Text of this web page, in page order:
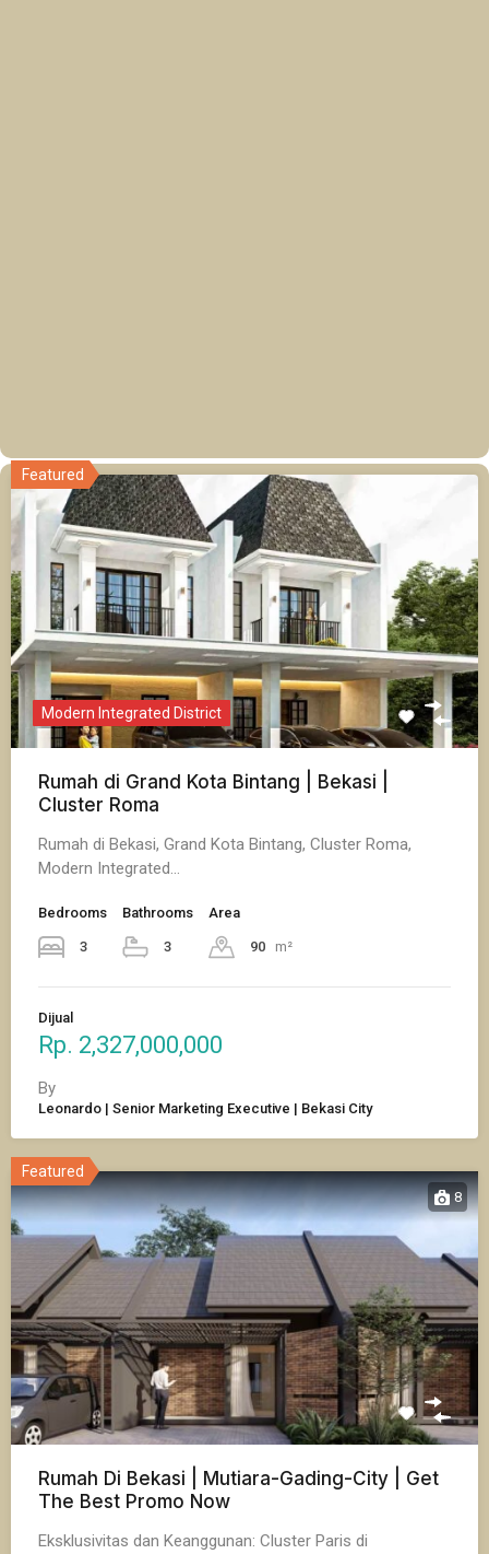
Featured
Modern Integrated District
Rumah di Grand Kota Bintang | Bekasi |
Cluster Roma
Rumah di Bekasi, Grand Kota Bintang, Cluster Roma,
Modern Integrated…
Bedrooms
3
Bathrooms
3
Area
90 m²
Dijual
Rp. 2,327,000,000
By
Leonardo | Senior Marketing Executive | Bekasi City
Featured
8
Rumah Di Bekasi | Mutiara-Gading-City | Get
The Best Promo Now
Eksklusivitas dan Keanggunan: Cluster Paris di